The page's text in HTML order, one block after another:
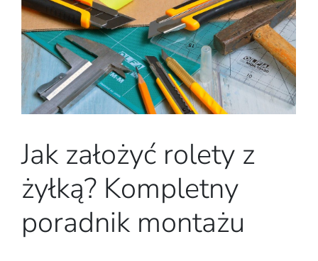
Jak założyć rolety z
żyłką? Kompletny
poradnik montażu